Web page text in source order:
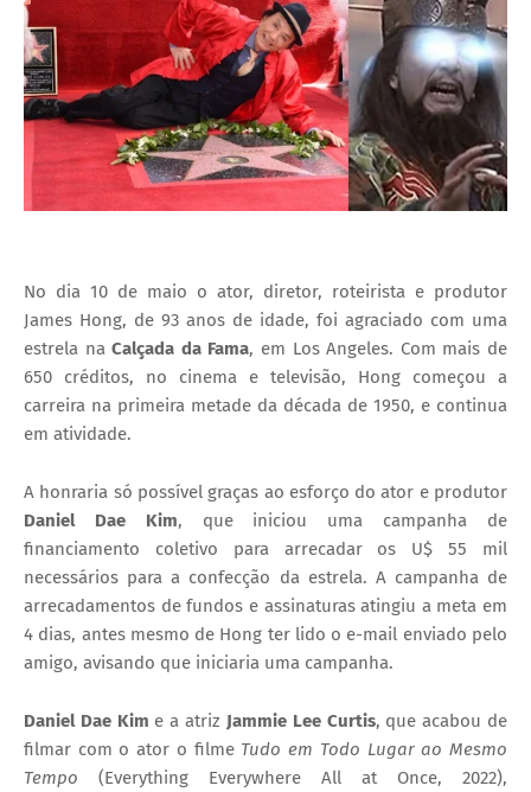
S
No dia 10 de maio o ator, diretor, roteirista e produtor
James Hong, de 93 anos de idade, foi agraciado com uma
estrela naCalçada da Fama, em Los Angeles. Com mais de
650 créditos, no cinema e televisão, Hong começou a
carreira na primeira metade da década de 1950, e continua
em atividade.
A honraria só possível graças ao esforço do ator e produtor
Daniel Dae Kim, que iniciou uma campanha de
financiamento coletivo para arrecadar os U$ 55 mil
necessários para a confecção da estrela. A campanha de
arrecadamentos de fundos e assinaturas atingiu a meta em
4 dias, antes mesmo de Hong ter lido o e-mail enviado pelo
amigo, avisando que iniciaria uma campanha.
Daniel Dae Kim e a atriz Jammie Lee Curtis, que acabou de
filmar com o ator o filme Tudo em Todo Lugar ao Mesmo
Tempo (Everything Everywhere All at Once, 2022),